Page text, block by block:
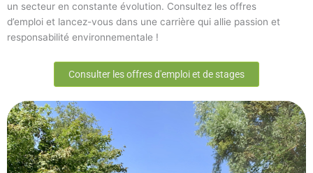
un secteur en constante évolution. Consultez les offres
d’emploi et lancez-vous dans une carrière qui allie passion et
responsabilité environnementale !
Consulter les offres d'emploi et de stages